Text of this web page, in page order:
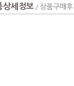
상세정보/ 상품구매